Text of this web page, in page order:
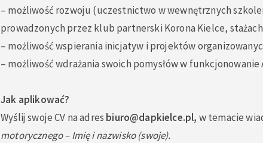
– możliwość rozwoju (uczestnictwo w wewnętrznych
prowadzonych przez klub partnerski Korona Kielce,
– możliwość wspierania inicjatyw i projektów
– możliwość wdrażania swoich pomysłów w funkcjonowanie
Jak aplikować?
Wyślij swoje CV na adres biuro@dapkielce.pl, w temacie
motorycznego – Imię i nazwisko (swoje).